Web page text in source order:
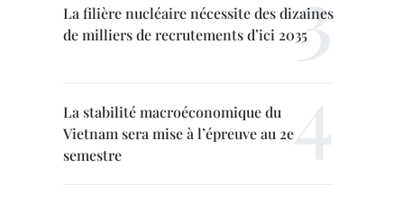
La filière nucléaire nécessite des dizaines
de milliers de recrutements d’ici 2035
La stabilité macroéconomique du
Vietnam sera mise à l’épreuve au 2e
semestre